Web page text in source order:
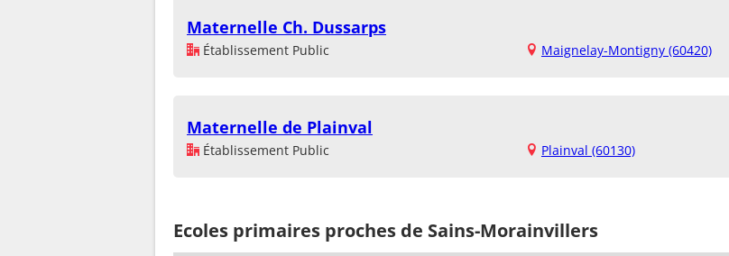
Maternelle Ch. Dussarps
Établissement Public Maignelay-Montigny (60420)
Maternelle de Plainval
Établissement Public Plainval (60130)
Ecoles primaires proches de Sains-Morainvillers